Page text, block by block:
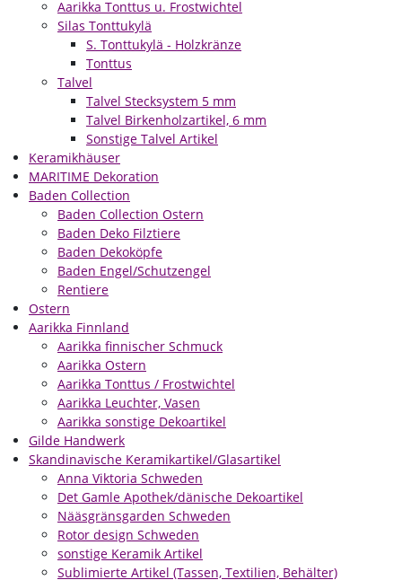
Aarikka Tonttus u. Frostwichtel
Silas Tonttukylä
S. Tonttukylä - Holzkränze
Tonttus
Talvel
Talvel Stecksystem 5 mm
Talvel Birkenholzartikel, 6 mm
Sonstige Talvel Artikel
Keramikhäuser
MARITIME Dekoration
Baden Collection
Baden Collection Ostern
Baden Deko Filztiere
Baden Dekoköpfe
Baden Engel/Schutzengel
Rentiere
Ostern
Aarikka Finnland
Aarikka finnischer Schmuck
Aarikka Ostern
Aarikka Tonttus / Frostwichtel
Aarikka Leuchter, Vasen
Aarikka sonstige Dekoartikel
Gilde Handwerk
Skandinavische Keramikartikel/Glasartikel
Anna Viktoria Schweden
Det Gamle Apothek/dänische Dekoartikel
Nääsgränsgarden Schweden
Rotor design Schweden
sonstige Keramik Artikel
Sublimierte Artikel (Tassen, Textilien, Behälter)